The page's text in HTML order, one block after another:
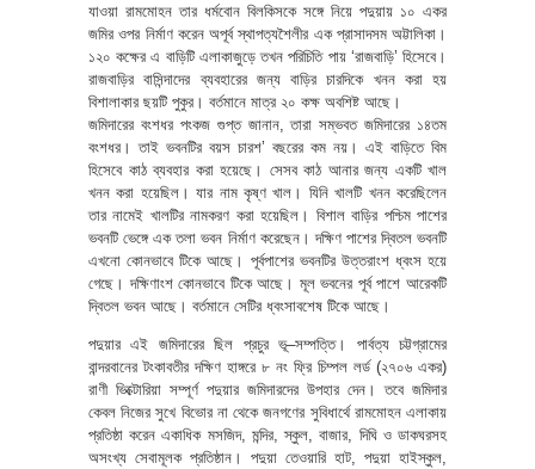
যাওয়া রামমোহন তার ধর্মবোন বিলকিসকে সঙ্গে নিয়ে পদুয়ায় ১০ একর
জমির ওপর নির্মাণ করেন অপূর্ব স্থাপত্যশৈলীর এক প্রাসাদসম অট্টালিকা।
১২০ কক্ষের এ বাড়িটি এলাকাজুড়ে তখন পরিচিতি পায় ‘রাজবাড়ি’ হিসেবে।
রাজবাড়ির বাসিন্দাদের ব্যবহারের জন্য বাড়ির চারদিকে খনন করা হয়
বিশালাকার ছয়টি পুকুর। বর্তমানে মাত্র ২০ কক্ষ অবশিষ্ট আছে।
জমিদারের বংশধর পংকজ গুপ্ত জানান, তারা সম্ভবত জমিদারের ১৪তম
বংশধর। তাই ভবনটির বয়স চারশ’ বছরের কম নয়। এই বাড়িতে বিম
হিসেবে কাঠ ব্যবহার করা হয়েছে। সেসব কাঠ আনার জন্য একটি খাল
খনন করা হয়েছিল। যার নাম কৃষ্ণ খাল। যিনি খালটি খনন করেছিলেন
তার নামেই খালটির নামকরণ করা হয়েছিল। বিশাল বাড়ির পশ্চিম পাশের
ভবনটি ভেঙ্গে এক তলা ভবন নির্মাণ করেছেন। দক্ষিণ পাশের দ্বিতল ভবনটি
এখনো কোনভাবে টিকে আছে। পূর্বপাশের ভবনটির উত্তরাংশ ধ্বংস হয়ে
গেছে। দক্ষিণাংশ কোনভাবে টিকে আছে। মূল ভবনের পূর্ব পাশে আরেকটি
দ্বিতল ভবন আছে। বর্তমানে সেটির ধ্বংসাবশেষ টিকে আছে।
পদুয়ার এই জমিদারের ছিল প্রচুর ভূ–সম্পত্তি। পার্বত্য চট্টগ্রামের
বান্দরবানের টংকাবতীর দক্ষিণ হাঙ্গরে ৮ নং ফ্রি চিম্পল লর্ড (২৭০৬ একর)
রাণী ভিক্টোরিয়া সম্পূর্ণ পদুয়ার জমিদারদের উপহার দেন। তবে জমিদার
কেবল নিজের সুখে বিভোর না থেকে জনগণের সুবিধার্থে রামমোহন এলাকায়
প্রতিষ্ঠা করেন একাধিক মসজিদ, মন্দির, স্কুল, বাজার, দিঘি ও ডাকঘরসহ
অসংখ্য সেবামূলক প্রতিষ্ঠান। পদুয়া তেওয়ারি হাট, পদুয়া হাইস্কুল,